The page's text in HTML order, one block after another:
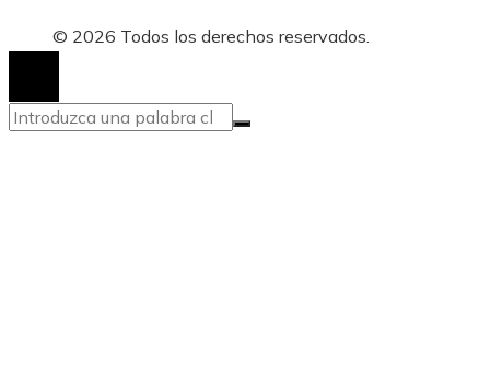
© 2026 Todos los derechos reservados.